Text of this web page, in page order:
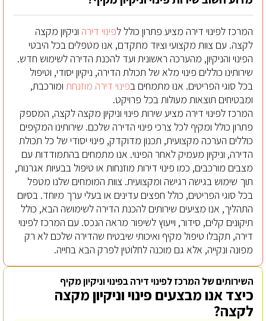
המרכז לפינוי דירה מציע פתרון כולל לפינוי דירה וניקיון מקצה
לקצה. עם צוות מקצועי וציוד מתקדם, אנו מטפלים בכל היבטי
הפינוי והניקיון, מהערכה ראשונית ועד להכנת הדירה לשימוש חדש.
שירותינו כוללים פינוי מלא של תכולת הדירה, ניקיון יסודי, וטיפול
בכל סוגי הפריטים. אנו מתמחים בפינוי דירה מוזנחת ומורכבת,
ומבטיחים תוצאות מעולות בכל פרויקט.
המרכז לפינוי דירה מציע שירות פינוי וניקיון מקצה לקצה, המספק
פתרון כולל ומקיף לכל צרכי פינוי הדירה שלכם. שירותינו המקיפים
כוללים הערכה מקצועית, תכנון מדוקדק, פינוי יסודי של כל תכולת
הדירה, וניקיון מעמיק לאחר הפינוי. אנו מתמחים בהתמודדות עם
מצבים מורכבים, כמו פינוי דירות מוזנחות או טיפול בבעיות אגרנות,
תוך שימוש בגישה רגישה ומקצועית. צוות המומחים שלנו מטפל
בכל סוגי הפריטים, כולל חפצים עדינים או בעלי ערך מיוחד. בסיום
התהליך, אנו מציעים שירותים להכנת הדירה לשימושה הבא, כולל
תיקונים קלים, סידור, וייעוץ לשיפור מראה הנכס. עם המרכז לפינוי
דירה, תקבלו טיפול מקיף ואיכותי שיבטיח שהדירה שלכם לא רק
מפונה ונקייה, אלא גם מוכנה לחלוטין לפרק הבא בחייה.
השירותים של המרכז לפינוי דירה בפינוי וניקיון מקיף
כיצד אנו מבצעים פינוי וניקיון מקצה
לקצה?